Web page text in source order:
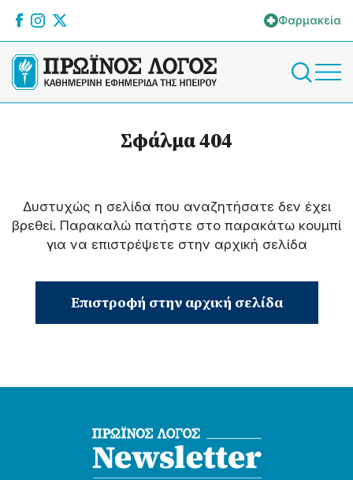
Φαρμακεία
Σφάλμα 404
Δυστυχώς η σελίδα που αναζητήσατε δεν έχει
βρεθεί. Παρακαλώ πατήστε στο παρακάτω κουμπί
για να επιστρέψετε στην αρχική σελίδα
Επιστροφή στην αρχική σελίδα